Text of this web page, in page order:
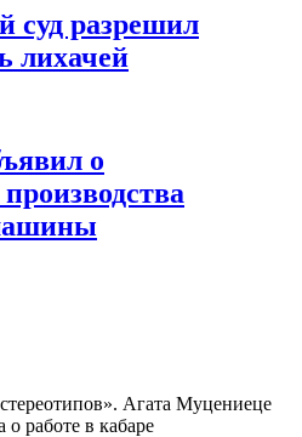
суд разрешил
лихачей
о
Агата Муцениеце
о работе в кабаре